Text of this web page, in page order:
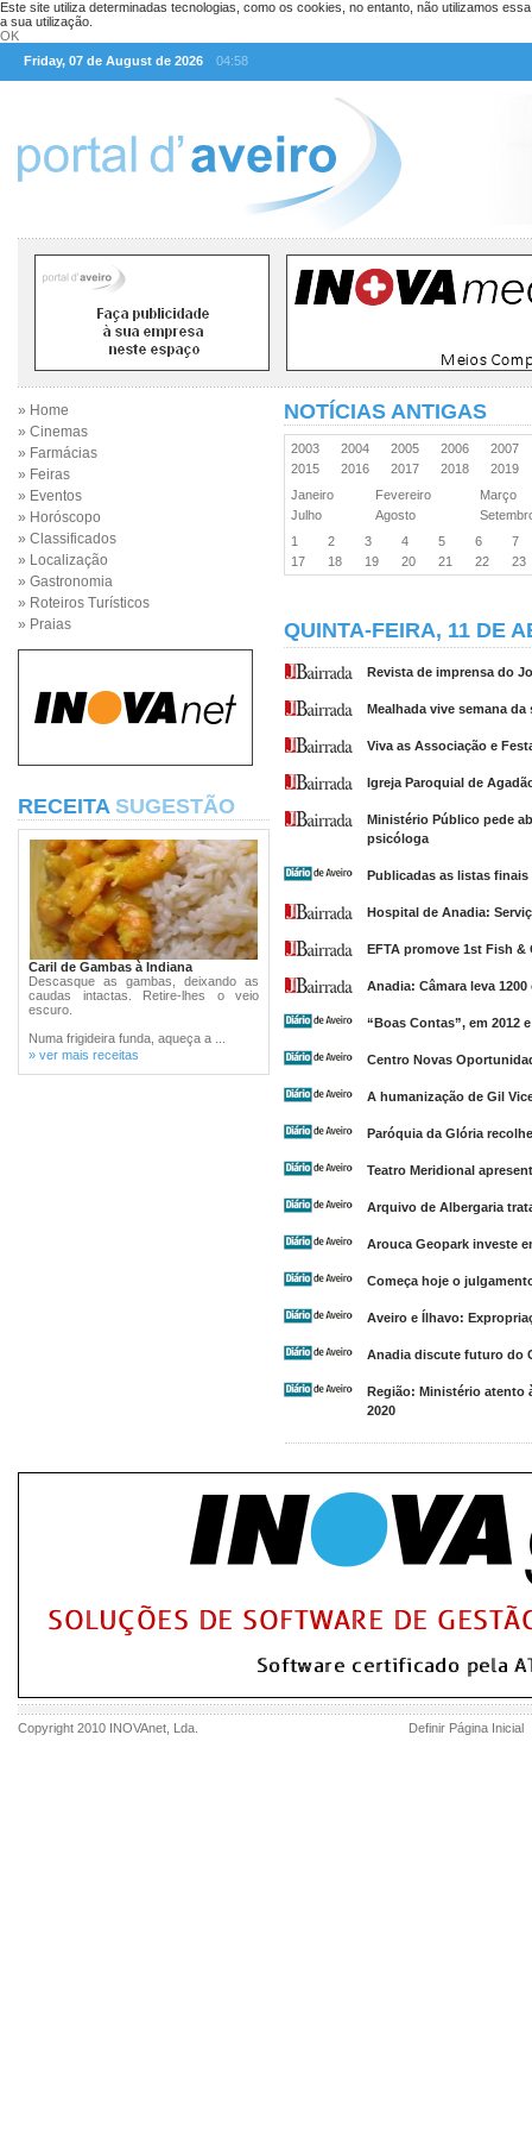
Este site utiliza determinadas tecnologias, como os cookies, no entanto, não utilizamos
a sua utilização.
OK
Friday, 07 de August de 2026
04:58
» Home
» Cinemas
» Farmácias
» Feiras
» Eventos
» Horóscopo
» Classificados
» Localização
» Gastronomia
» Roteiros Turísticos
» Praias
RECEITA SUGESTÃO
Caril de Gambas à Indiana
Descasque as gambas, deixando as
caudas intactas. Retire-lhes o veio
escuro.
Numa frigideira funda, aqueça a ...
» ver mais receitas
NOTÍCIAS ANTIGAS
2003 2004 2005 2006
2007
2015
2016 2017 2018
2019
Janeiro
Fevereiro
Março
Julho
Agosto
1
2 3 4 5 6
7
17
18 19 20 21 22 23
QUINTA-FEIRA, 11 DE
Revista de imprensa do
Mealhada vive semana
Viva as Associação e
Igreja Paroquial de
Ministério Público pede
psicóloga
Publicadas as listas
Hospital de Anadia:
EFTA promove 1st Fish
Anadia: Câmara leva
“Boas Contas”, em 2012
Centro Novas
A humanização de Gil
Paróquia da Glória
Teatro Meridional
Arquivo de Albergaria
Arouca Geopark investe
Começa hoje o
Aveiro e Ílhavo:
Anadia discute futuro do
Região: Ministério atento
2020
Copyright 2010 INOVAnet , Lda. Definir Página Inicial